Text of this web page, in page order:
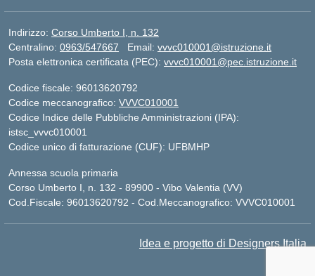
Indirizzo: Corso Umberto I, n. 132
Centralino: 0963/547667 Email: vvvc010001@istruzione.it
Posta elettronica certificata (PEC): vvvc010001@pec.istruzione.it
Codice fiscale: 96013620792
Codice meccanografico: VVVC010001
Codice Indice delle Pubbliche Amministrazioni (IPA):
istsc_vvvc010001
Codice unico di fatturazione (CUF): UFBMHP
Annessa scuola primaria
Corso Umberto I, n. 132 - 89900 - Vibo Valentia (VV)
Cod.Fiscale: 96013620792 - Cod.Meccanografico: VVVC010001
Idea e progetto di Designers Italia